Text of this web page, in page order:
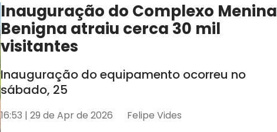
Inauguração do Complexo Menina
Benigna atraiu cerca 30 mil
visitantes
Inauguração do equipamento ocorreu no
sábado, 25
16:53 | 29 de Apr de 2026 Felipe Vides